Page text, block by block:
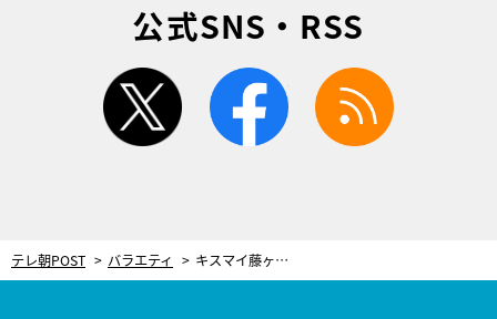
公式SNS・RSS
twitter facebook
テレ朝POST バラエティ キスマイ藤ヶ谷太輔、人生2度目のアルバイト！“観光案内所”でSOS外国人のため大奮闘